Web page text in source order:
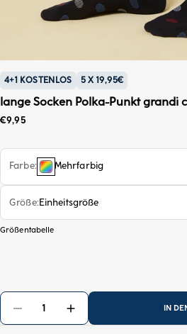
4+1 KOSTENLOS 5 X 19,95€
lange Socken Polka-Punkt grandi
Sonderpreis
€9,95
Farbe Mehrfarbig
Größe Einheitsgröße
Größentabelle
IN